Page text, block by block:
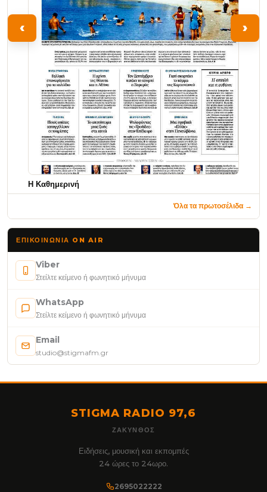
‹
Η Καθημερινή
›
Όλα τα πρωτοσέλιδα →
ΕΠΙΚΟΙΝΩΝΊΑ ON AIR
Viber
Στείλτε κείμενο ή φωνητικό μήνυμα
WhatsApp
Στείλτε κείμενο ή φωνητικό μήνυμα
Email
studio@stigmafm.gr
STIGMA RADIO 97,6
ΖΆΚΥΝΘΟΣ
Ειδήσεις, μουσική και εκπομπές
24 ώρες το 24ωρο.
2695022222